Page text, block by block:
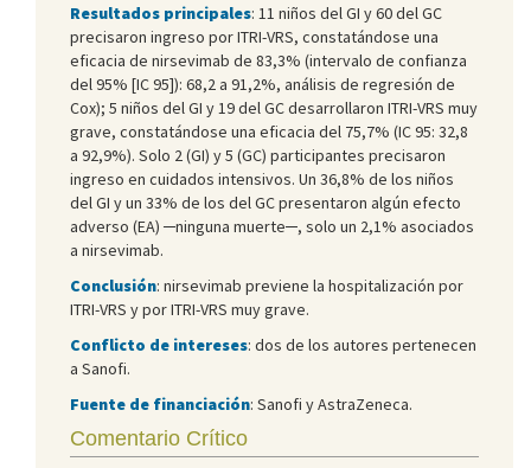
Resultados principales: 11 niños del GI y 60 del GC
precisaron ingreso por ITRI-VRS, constatándose una
eficacia de nirsevimab de 83,3% (intervalo de confianza
del 95% [IC 95]): 68,2 a 91,2%, análisis de regresión de
Cox); 5 niños del GI y 19 del GC desarrollaron ITRI-VRS muy
grave, constatándose una eficacia del 75,7% (IC 95: 32,8
a 92,9%). Solo 2 (GI) y 5 (GC) participantes precisaron
ingreso en cuidados intensivos. Un 36,8% de los niños
del GI y un 33% de los del GC presentaron algún efecto
adverso (EA) ─ninguna muerte─, solo un 2,1% asociados
a nirsevimab.
Conclusión: nirsevimab previene la hospitalización por
ITRI-VRS y por ITRI-VRS muy grave.
Conflicto de intereses: dos de los autores pertenecen
a Sanofi.
Fuente de financiación: Sanofi y AstraZeneca.
Comentario Crítico